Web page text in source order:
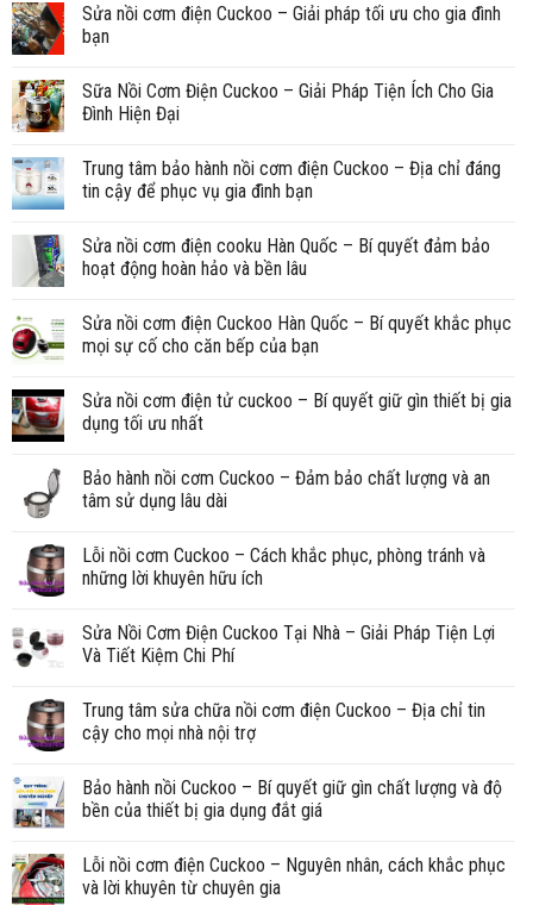
Sửa nồi cơm điện Cuckoo – Giải pháp tối ưu cho gia đình
bạn
Sữa Nồi Cơm Điện Cuckoo – Giải Pháp Tiện Ích Cho Gia
Đình Hiện Đại
Trung tâm bảo hành nồi cơm điện Cuckoo – Địa chỉ đáng
tin cậy để phục vụ gia đình bạn
Sửa nồi cơm điện cooku Hàn Quốc – Bí quyết đảm bảo
hoạt động hoàn hảo và bền lâu
Sửa nồi cơm điện Cuckoo Hàn Quốc – Bí quyết khắc phục
mọi sự cố cho căn bếp của bạn
Sửa nồi cơm điện tử cuckoo – Bí quyết giữ gìn thiết bị gia
dụng tối ưu nhất
Bảo hành nồi cơm Cuckoo – Đảm bảo chất lượng và an
tâm sử dụng lâu dài
Lỗi nồi cơm Cuckoo – Cách khắc phục, phòng tránh và
những lời khuyên hữu ích
Sửa Nồi Cơm Điện Cuckoo Tại Nhà – Giải Pháp Tiện Lợi
Và Tiết Kiệm Chi Phí
Trung tâm sửa chữa nồi cơm điện Cuckoo – Địa chỉ tin
cậy cho mọi nhà nội trợ
Bảo hành nồi Cuckoo – Bí quyết giữ gìn chất lượng và độ
bền của thiết bị gia dụng đắt giá
Lỗi nồi cơm điện Cuckoo – Nguyên nhân, cách khắc phục
và lời khuyên từ chuyên gia